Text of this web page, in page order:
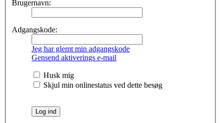
Brugernavn:
Adgangskode:
Jeg har glemt min adgangskode
Gensend aktiverings e-mail
Husk mig
Skjul min onlinestatus ved dette besøg